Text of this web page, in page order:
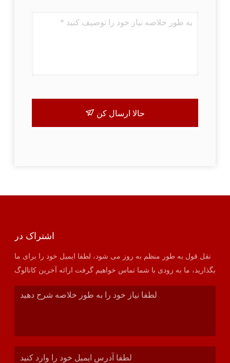
حالا ارسال کن
اشتراک در
نقل قول به طور منظم به روز می شود، لطفا ایمیل خود را برای ما
بگذارید، ما به زودی با شما تماس خواهیم گرفت ارائه آخرین کاتالوگ